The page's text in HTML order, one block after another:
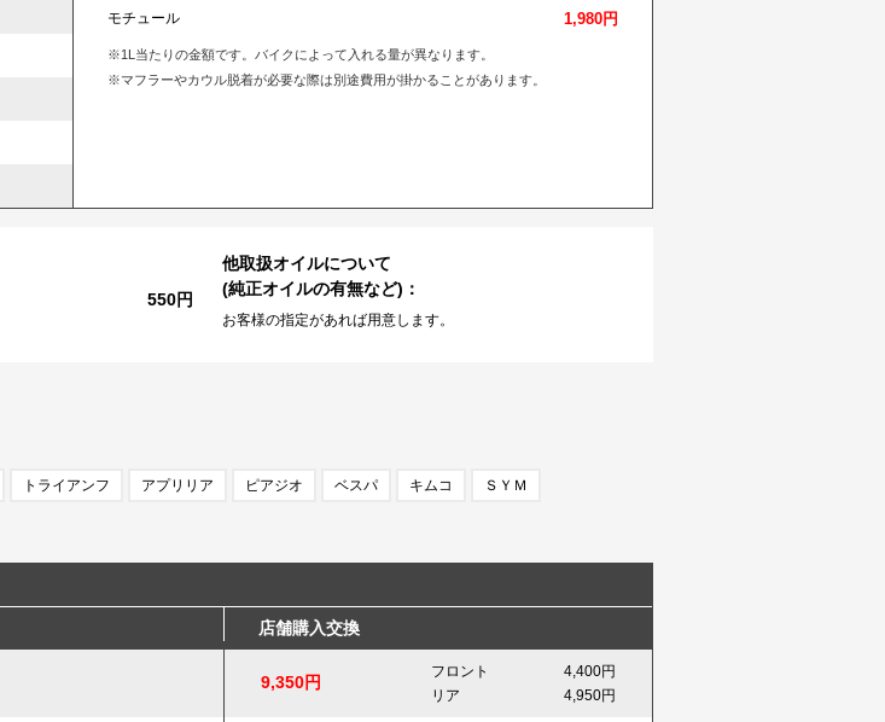
モチュール 1,980円
※1L当たりの金額です。バイクによって入れる量が異なります。
※マフラーやカウル脱着が必要な際は別途費用が掛かることがあります。
550円
他取扱オイルについて
(純正オイルの有無など)：
お客様の指定があれば用意します。
トライアンフ アプリリア ピアジオ ベスパ キムコ ＳＹＭ
店舗購入交換
9,350円
フロント
4,400円
リア
4,950円